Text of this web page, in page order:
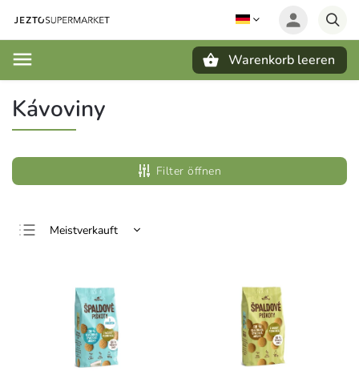
Warenkorb leeren
Kávoviny
Filter öffnen
Meistverkauft
Alphabetisch